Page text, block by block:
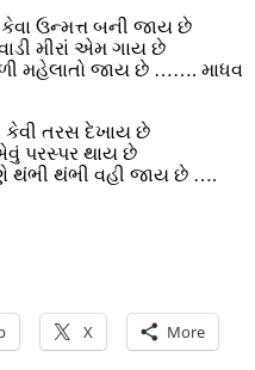
ઉન્મત્ત બની જાય છે
મીરાં એમ ગાય છે
મહેલાતો જાય છે ……. માધવ
કેવી તરસ દેખાય છે
પરસ્પર થાય છે
થંભી થંભી વહી જાય છે ….
X More